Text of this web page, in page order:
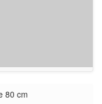
80 cm